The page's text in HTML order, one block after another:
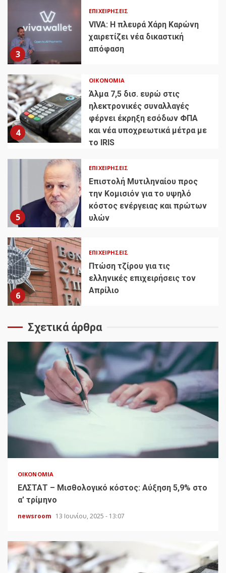
3
ΕΠΙΧΕΙΡΉΣΕΙΣ
VIVA: Η πλευρά Χάρη Καρώνη
χαιρετίζει νέα δικαστική
απόφαση
4
ΟΙΚΟΝΟΜΊΑ
Άλμα 7,5 δισ. ευρώ στις
ηλεκτρονικές συναλλαγές
φέρνει έκρηξη εσόδων ΦΠΑ
και νέα υποχρεωτικά μέτρα με
το IRIS
5
ΕΠΙΧΕΙΡΉΣΕΙΣ
Επιστολή Μυτιληναίου προς
την Κομισιόν για το υψηλό
κόστος ενέργειας και πρώτων
υλών
6
ΕΠΙΧΕΙΡΉΣΕΙΣ
Πτώση τζίρου για τις
ελληνικές επιχειρήσεις τον
Απρίλιο
Σχετικά άρθρα
ΟΙΚΟΝΟΜΊΑ
ΕΛΣΤΑΤ – Μισθολογικό κόστος: Αύξηση 5,9% στο
α’ τρίμηνο
newsroom 13 Ιουνίου, 2025 - 13:07